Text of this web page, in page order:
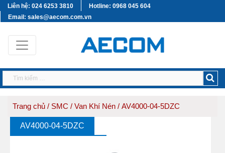
Liên hệ: 024 6253 3810
Hotline: 0968 045 604
Email: sales@aecom.com.vn
Trang chủ / SMC / Van Khí Nén / AV4000-04-5DZC
AV4000-04-5DZC